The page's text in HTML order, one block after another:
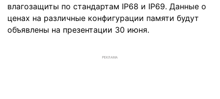
влагозащиты по стандартам IP68 и IP69. Данные о
ценах на различные конфигурации памяти будут
объявлены на презентации 30 июня.
РЕКЛАМА